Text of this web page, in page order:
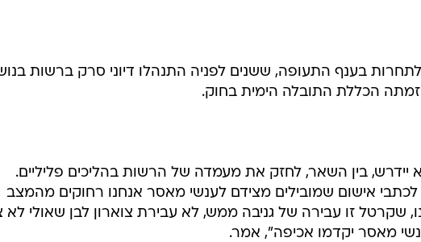
בענף התעופה, ששנים לפניה התנהלו דיוני סרק ברשות
הכללת התובלה הימית בחוק.
יידרש, בין השאר, לחזק את מעמדה של הרשות בהליכים פליליים.
אישום שמובילים מצידם לענשי מאסר אנחנו רחוקים מהמצב
שקרטל זו עבירה של גניבה ממש, לא עבירת צוארון לבן שאולי לא
מאסר יקדמו אכיפה", אמר.